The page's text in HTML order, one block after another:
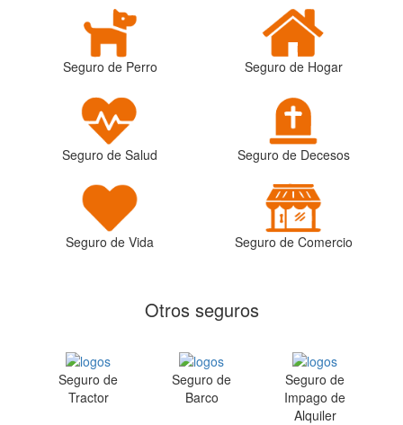
Seguro de Perro Seguro de Hogar
Seguro de Salud Seguro de Decesos
Seguro de Vida Seguro de Comercio
Otros seguros
Seguro de
Tractor
Seguro de
Barco
Seguro de
Impago de
Alquiler